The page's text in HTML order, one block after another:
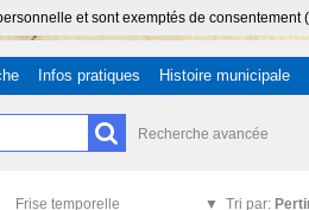
et sont exemptés de consentement
Infos pratiques Histoire municipale
Recherche avancée
Frise temporelle Tri par: